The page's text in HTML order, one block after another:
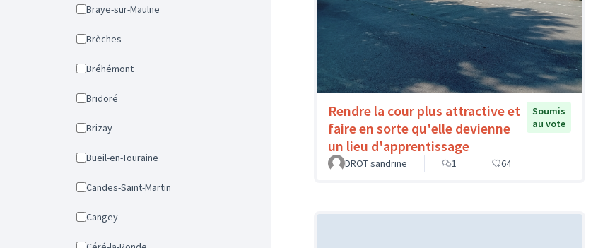
Braye-sur-Maulne
Brèches
Bréhémont
Bridoré
Brizay
Bueil-en-Touraine
Candes-Saint-Martin
Cangey
Rendre la cour plus attractive et
faire en sorte qu'elle devienne
un lieu d'apprentissage
Soumis
au vote
DROT sandrine 1 64